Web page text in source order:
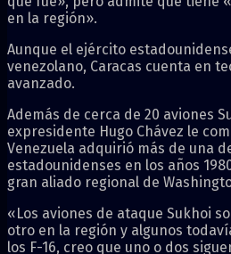
en la región».
Aunque el ejército
venezolano, Caracas cuenta en
avanzado.
Además de cerca de 20 aviones
expresidente Hugo Chávez le
Venezuela adquirió más de una
estadounidenses en los años
gran aliado regional de
«Los aviones de ataque Sukhoi
otro en la región y algunos
los F-16, creo que uno o dos